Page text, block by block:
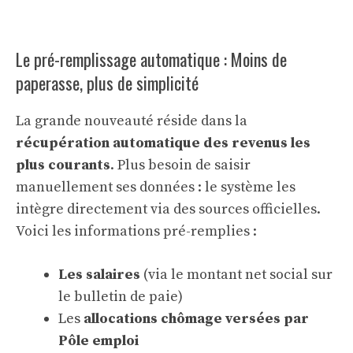
Le pré-remplissage automatique : Moins de
paperasse, plus de simplicité
La grande nouveauté réside dans la
récupération automatique des revenus les
plus courants. Plus besoin de saisir
manuellement ses données : le système les
intègre directement via des sources officielles.
Voici les informations pré-remplies :
Les salaires (via le montant net social sur
le bulletin de paie)
Les allocations chômage versées par
Pôle emploi